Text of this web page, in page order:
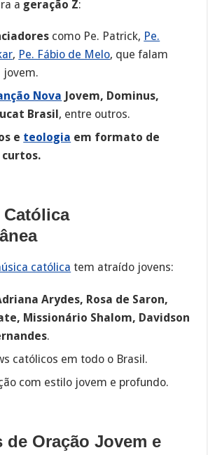
a geração Z:
como Pe. Patrick, Pe.
, Pe. Fábio de Melo, que falam
jovem.
Nova Jovem, Dominus,
Brasil , entre outros.
e teologia em formato de
curtos.
Católica
católica tem atraído jovens:
Arydes, Rosa de Saron,
Missionário Shalom, Davidson
.
católicos em todo o Brasil.
com estilo jovem e profundo.
de Oração Jovem e